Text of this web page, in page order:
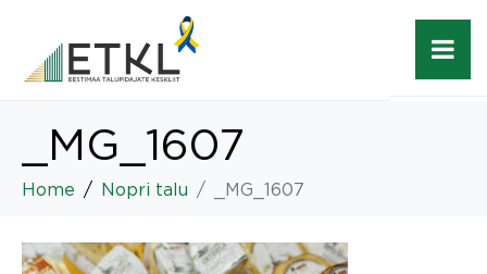
_MG_1607
Home Nopri talu _MG_1607